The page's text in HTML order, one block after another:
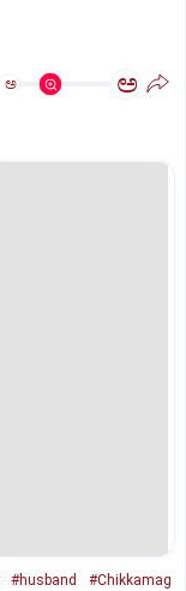
ಅ ಅ
#husband
#Chikkamag